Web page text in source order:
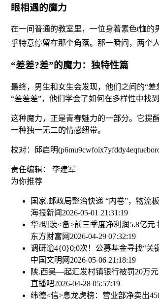
眼相遇的魔力
在一间普通的教室里，一位身着素色t恤
乎特意停留在那个角落。那一瞬间，两个
“差差?差”的魔力：独特性篇
最终，男生和女生会发现，他们之间的“
“差差差”，他们学会了如何在多样性中找
这种魔力，正是青春魅力的一部分。它提
一种独一无二的情感纽带。
校对：邱启明
责任编辑： 李建军
为你推荐
国家.邮政局整治快递 “内卷”，物流
海报新闻 2026-05-01 21:31:19
华?明装<备>前三季度净利润5.8亿元
东方财富网 2026-04-29 07:32:19
调研逾4{0}0;0次！公募基金寻找“关
中国文明网 2026-05-06 21:18:19
陕.西吴—起汇发村镇银行被罚20万
直播吧2026-04-28 05:57:19
纬德<信>息龙虎榜：营业部净卖出